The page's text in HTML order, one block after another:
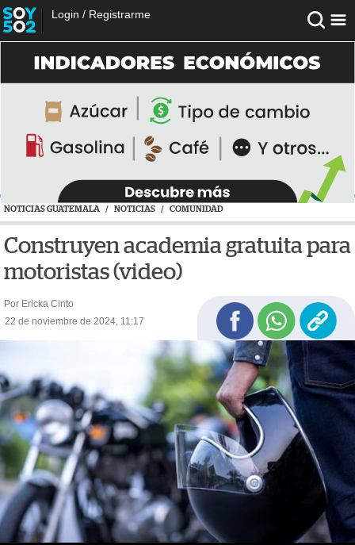
Login / Registrarme
NOTICIAS GUATEMALA / NOTICIAS / COMUNIDAD
Construyen academia gratuita para
motoristas (video)
Por Ericka Cinto
22 de noviembre de 2024, 11:17